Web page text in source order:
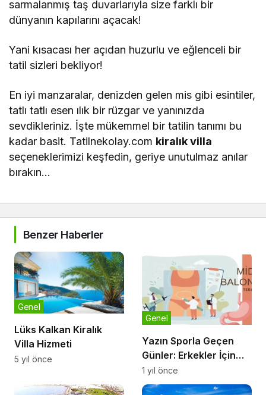
sarmalanmış taş duvarlarıyla size farklı bir
dünyanın kapılarını açacak!
Yani kısacası her açıdan huzurlu ve eğlenceli bir
tatil sizleri bekliyor!
En iyi manzaralar, denizden gelen mis gibi esintiler,
tatlı tatlı esen ılık bir rüzgar ve yanınızda
sevdikleriniz. İşte mükemmel bir tatilin tanımı bu
kadar basit. Tatilnekolay.com kiralık villa
seçeneklerimizi keşfedin, geriye unutulmaz anılar
bırakın…
Benzer Haberler
Lüks Kalkan Kiralık
Villa Hizmeti
Genel
5 yıl önce
Yazın Sporla Geçen
Günler: Erkekler İçin
Rahat ve Şık Spor
Kıyafeti Rehberi
Genel
1 yıl önce